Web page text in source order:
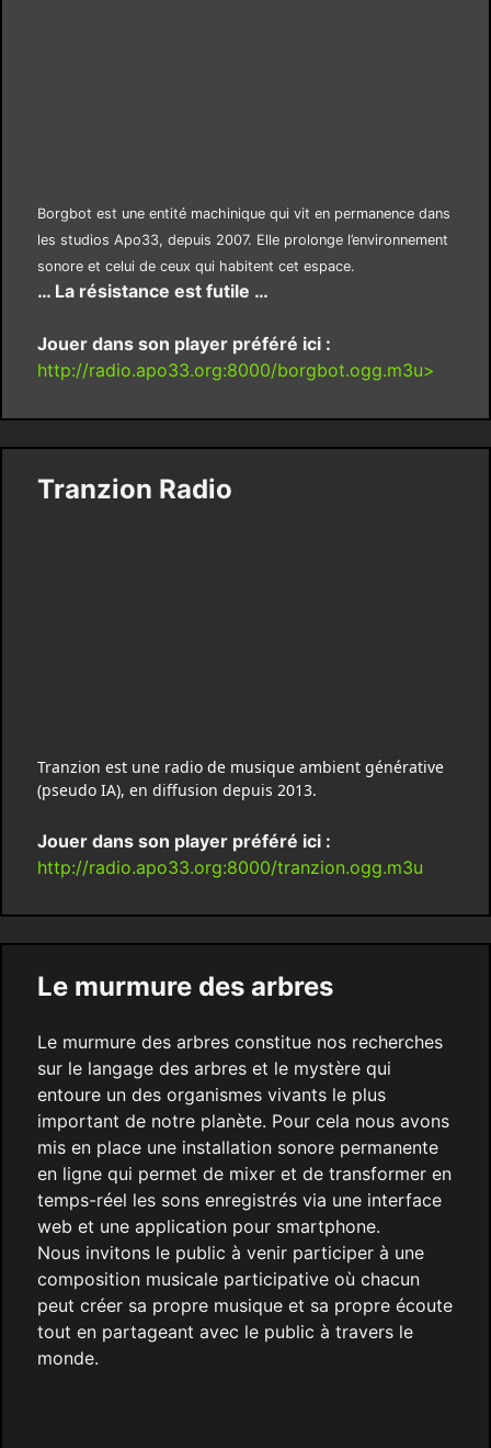
Borgbot est une entité machinique qui vit en permanence dans
les studios Apo33, depuis 2007. Elle prolonge l’environnement
sonore et celui de ceux qui habitent cet espace.
… La résistance est futile …
Jouer dans son player préféré ici :
http://radio.apo33.org:8000/borgbot.ogg.m3u>
Tranzion Radio
Tranzion est une radio de musique ambient générative
(pseudo IA), en diffusion depuis 2013.
Jouer dans son player préféré ici :
http://radio.apo33.org:8000/tranzion.ogg.m3u
Le murmure des arbres
Le murmure des arbres constitue nos recherches
sur le langage des arbres et le mystère qui
entoure un des organismes vivants le plus
important de notre planète. Pour cela nous avons
mis en place une installation sonore permanente
en ligne qui permet de mixer et de transformer en
temps-réel les sons enregistrés via une interface
web et une application pour smartphone.
Nous invitons le public à venir participer à une
composition musicale participative où chacun
peut créer sa propre musique et sa propre écoute
tout en partageant avec le public à travers le
monde.